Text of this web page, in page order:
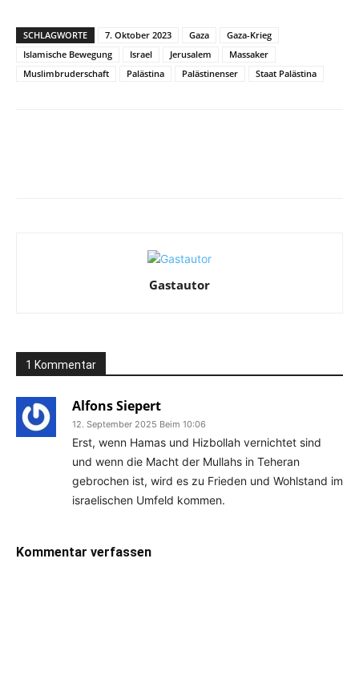
SCHLAGWORTE 7. Oktober 2023 Gaza
Gaza-Krieg
Islamische Bewegung
Israel Jerusalem
Massaker
Muslimbruderschaft
Palästina Palästinenser Staat Palästina
Gastautor
1 Kommentar
Alfons Siepert
12. September 2025 Beim 10:06
Erst, wenn Hamas und Hizbollah vernichtet sind
und wenn die Macht der Mullahs in Teheran
gebrochen ist, wird es zu Frieden und Wohlstand im
israelischen Umfeld kommen.
Kommentar verfassen